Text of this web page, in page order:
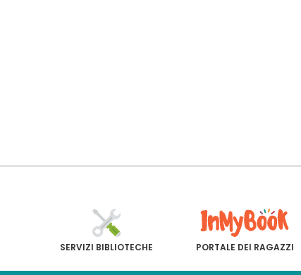
SERVIZI BIBLIOTECHE PORTALE DEI RAGAZZI